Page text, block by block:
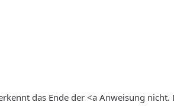
das Ende der <a Anweisung nicht.